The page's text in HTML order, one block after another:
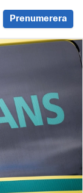
Prenumerera